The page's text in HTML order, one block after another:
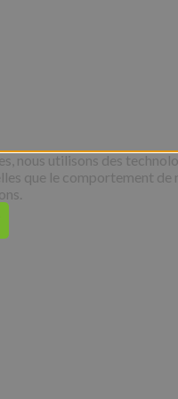
nous utilisons des
que le comportement